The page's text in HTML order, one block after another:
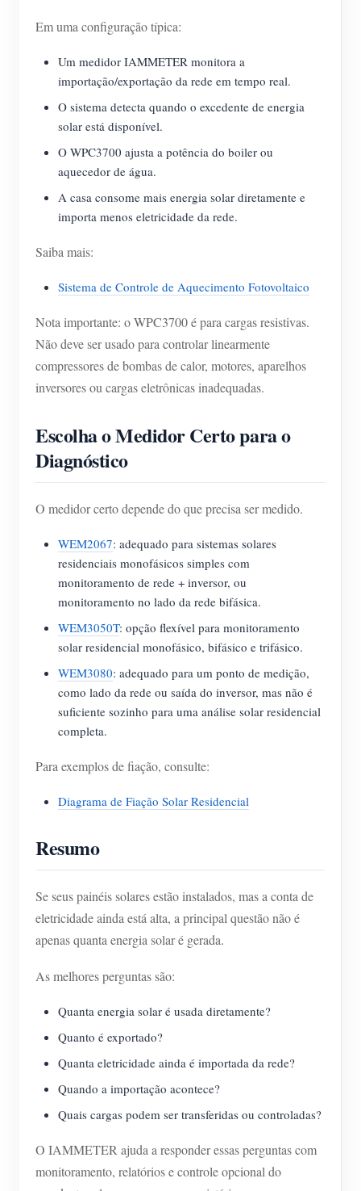
Em uma configuração típica:
Um medidor IAMMETER monitora a
importação/exportação da rede em tempo real.
O sistema detecta quando o excedente de energia
solar está disponível.
O WPC3700 ajusta a potência do boiler ou
aquecedor de água.
A casa consome mais energia solar diretamente e
importa menos eletricidade da rede.
Saiba mais:
Sistema de Controle de Aquecimento Fotovoltaico
Nota importante: o WPC3700 é para cargas resistivas.
Não deve ser usado para controlar linearmente
compressores de bombas de calor, motores, aparelhos
inversores ou cargas eletrônicas inadequadas.
Escolha o Medidor Certo para o
Diagnóstico
O medidor certo depende do que precisa ser medido.
WEM2067: adequado para sistemas solares
residenciais monofásicos simples com
monitoramento de rede + inversor, ou
monitoramento no lado da rede bifásica.
WEM3050T: opção flexível para monitoramento
solar residencial monofásico, bifásico e trifásico.
WEM3080: adequado para um ponto de medição,
como lado da rede ou saída do inversor, mas não é
suficiente sozinho para uma análise solar residencial
completa.
Para exemplos de fiação, consulte:
Diagrama de Fiação Solar Residencial
Resumo
Se seus painéis solares estão instalados, mas a conta de
eletricidade ainda está alta, a principal questão não é
apenas quanta energia solar é gerada.
As melhores perguntas são:
Quanta energia solar é usada diretamente?
Quanto é exportado?
Quanta eletricidade ainda é importada da rede?
Quando a importação acontece?
Quais cargas podem ser transferidas ou controladas?
O IAMMETER ajuda a responder essas perguntas com
monitoramento, relatórios e controle opcional do